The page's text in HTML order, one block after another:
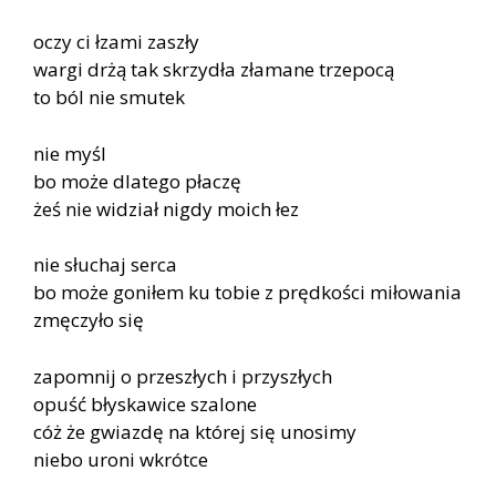
oczy ci łzami zaszły
wargi drżą tak skrzydła złamane trzepocą
to ból nie smutek
nie myśl
bo może dlatego płaczę
żeś nie widział nigdy moich łez
nie słuchaj serca
bo może goniłem ku tobie z prędkości miłowania
zmęczyło się
zapomnij o przeszłych i przyszłych
opuść błyskawice szalone
cóż że gwiazdę na której się unosimy
niebo uroni wkrótce